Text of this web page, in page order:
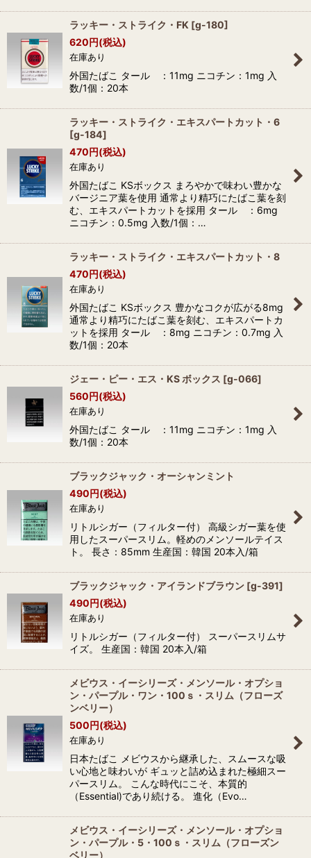
ラッキー・ストライク・FK [g-180]
620円(税込)
在庫あり
外国たばこ タール ：11mg ニコチン：1mg 入
数/1個：20本
ラッキー・ストライク・エキスパートカット・6
[g-184]
470円(税込)
在庫あり
外国たばこ KSボックス まろやかで味わい豊かな
バージニア葉を使用 通常より精巧にたばこ葉を刻
む、エキスパートカットを採用 タール ：6mg
ニコチン：0.5mg 入数/1個：…
ラッキー・ストライク・エキスパートカット・8
470円(税込)
在庫あり
外国たばこ KSボックス 豊かなコクが広がる8mg
通常より精巧にたばこ葉を刻む、エキスパートカ
ットを採用 タール ：8mg ニコチン：0.7mg 入
数/1個：20本
ジェー・ピー・エス・KS ボックス [g-066]
560円(税込)
在庫あり
外国たばこ タール ：11mg ニコチン：1mg 入
数/1個：20本
ブラックジャック・オーシャンミント
490円(税込)
在庫あり
リトルシガー（フィルター付） 高級シガー葉を使
用したスーパースリム。軽めのメンソールテイス
ト。 長さ：85mm 生産国：韓国 20本入/箱
ブラックジャック・アイランドブラウン [g-391]
490円(税込)
在庫あり
リトルシガー（フィルター付） スーパースリムサ
イズ。 生産国：韓国 20本入/箱
メビウス・イーシリーズ・メンソール・オプショ
ン・パープル・ワン・100ｓ・スリム（フローズ
ンベリー）
500円(税込)
在庫あり
日本たばこ メビウスから継承した、スムースな吸
い心地と味わいが ギュッと詰め込まれた極細スー
パースリム。 こんな時代にこそ、本質的
（Essential)であり続ける。 進化（Evo…
メビウス・イーシリーズ・メンソール・オプショ
ン・パープル・5・100ｓ・スリム（フローズン
ベリー）